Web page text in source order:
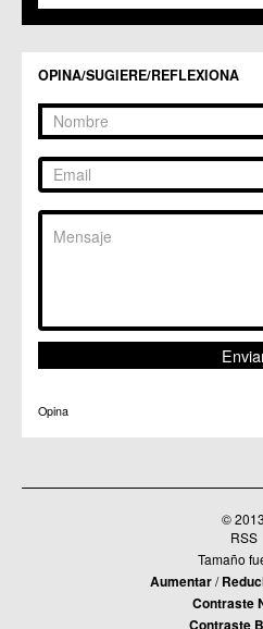
C.C. Zarandona
OPINA/SUGIERE/REFLEXIONA
Opina
© 2013
RSS
Tamaño
Aumentar/
Contraste
Contraste